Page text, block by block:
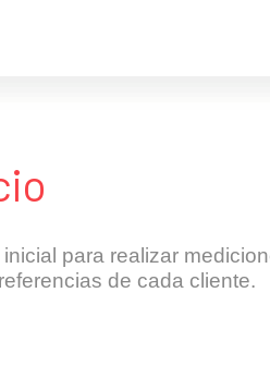
para realizar
de cada cliente.